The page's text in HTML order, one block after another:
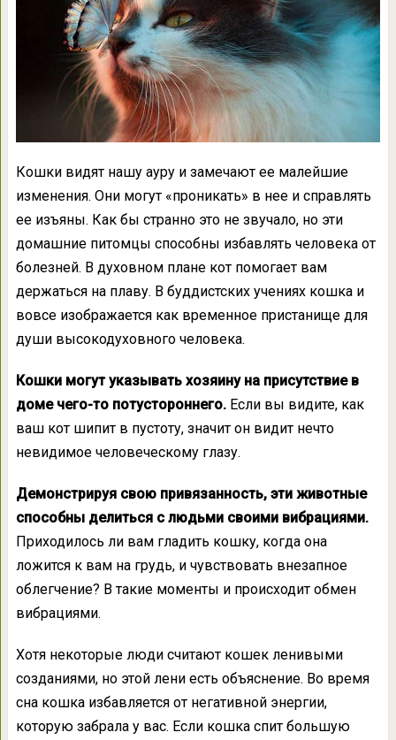
Кошки видят нашу ауру и замечают ее малейшие
изменения. Они могут «проникать» в нее и справлять
ее изъяны. Как бы странно это не звучало, но эти
домашние питомцы способны избавлять человека от
болезней. В духовном плане кот помогает вам
держаться на плаву. В буддистских учениях кошка и
вовсе изображается как временное пристанище для
души высокодуховного человека.
Кошки могут указывать хозяину на присутствие в
доме чего-то потустороннего.Если вы видите, как
ваш кот шипит в пустоту, значит он видит нечто
невидимое человеческому глазу.
Демонстрируя свою привязанность, эти животные
способны делиться с людьми своими вибрациями.
Приходилось ли вам гладить кошку, когда она
ложится к вам на грудь, и чувствовать внезапное
облегчение? В такие моменты и происходит обмен
вибрациями.
Хотя некоторые люди считают кошек ленивыми
созданиями, но этой лени есть объяснение. Во время
сна кошка избавляется от негативной энергии,
которую забрала у вас. Если кошка спит большую